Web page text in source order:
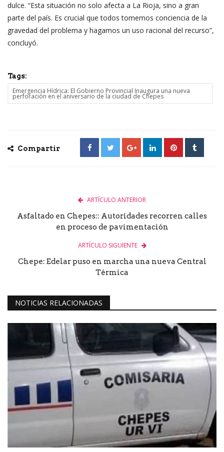
dulce. “Esta situación no solo afecta a La Rioja, sino a gran
parte del país. Es crucial que todos tomemos conciencia de la
gravedad del problema y hagamos un uso racional del recurso”,
concluyó.
Tags:
Emergencia Hídrica: El Gobierno Provincial Inaugura una nueva
perforación en el aniversario de la ciudad de Chepes
Compartir
ARTÍCULO ANTERIOR
Asfaltado en Chepes:: Autoridades recorren calles
en proceso de pavimentación
ARTÍCULO SIGUIENTE
Chepe: Edelar puso en marcha una nueva Central
Térmica
NOTICIAS RELACIONADAS